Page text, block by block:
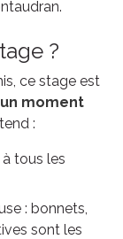
?
ce stage est
moment
:
tous les
: bonnets,
sont les